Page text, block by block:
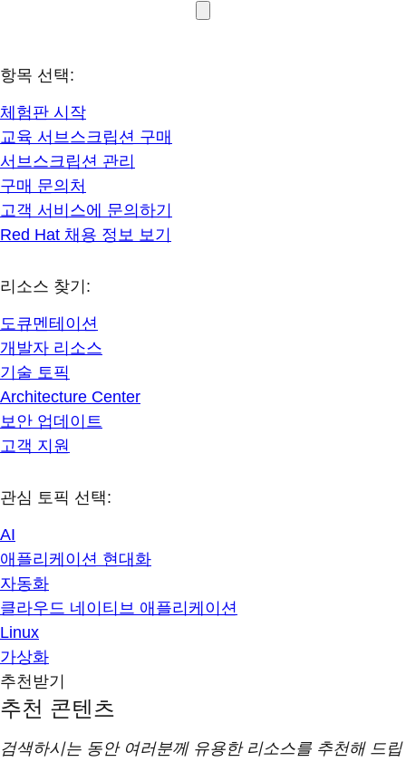
항목 선택:
체험판 시작
교육 서브스크립션 구매
서브스크립션 관리
구매 문의처
고객 서비스에 문의하기
Red Hat 채용 정보 보기
리소스 찾기:
도큐멘테이션
개발자 리소스
기술 토픽
Architecture Center
보안 업데이트
고객 지원
관심 토픽 선택:
AI
애플리케이션 현대화
자동화
클라우드 네이티브 애플리케이션
Linux
가상화
추천받기
추천 콘텐츠
검색하시는 동안 여러분께 유용한 리소스를 추천해 드립